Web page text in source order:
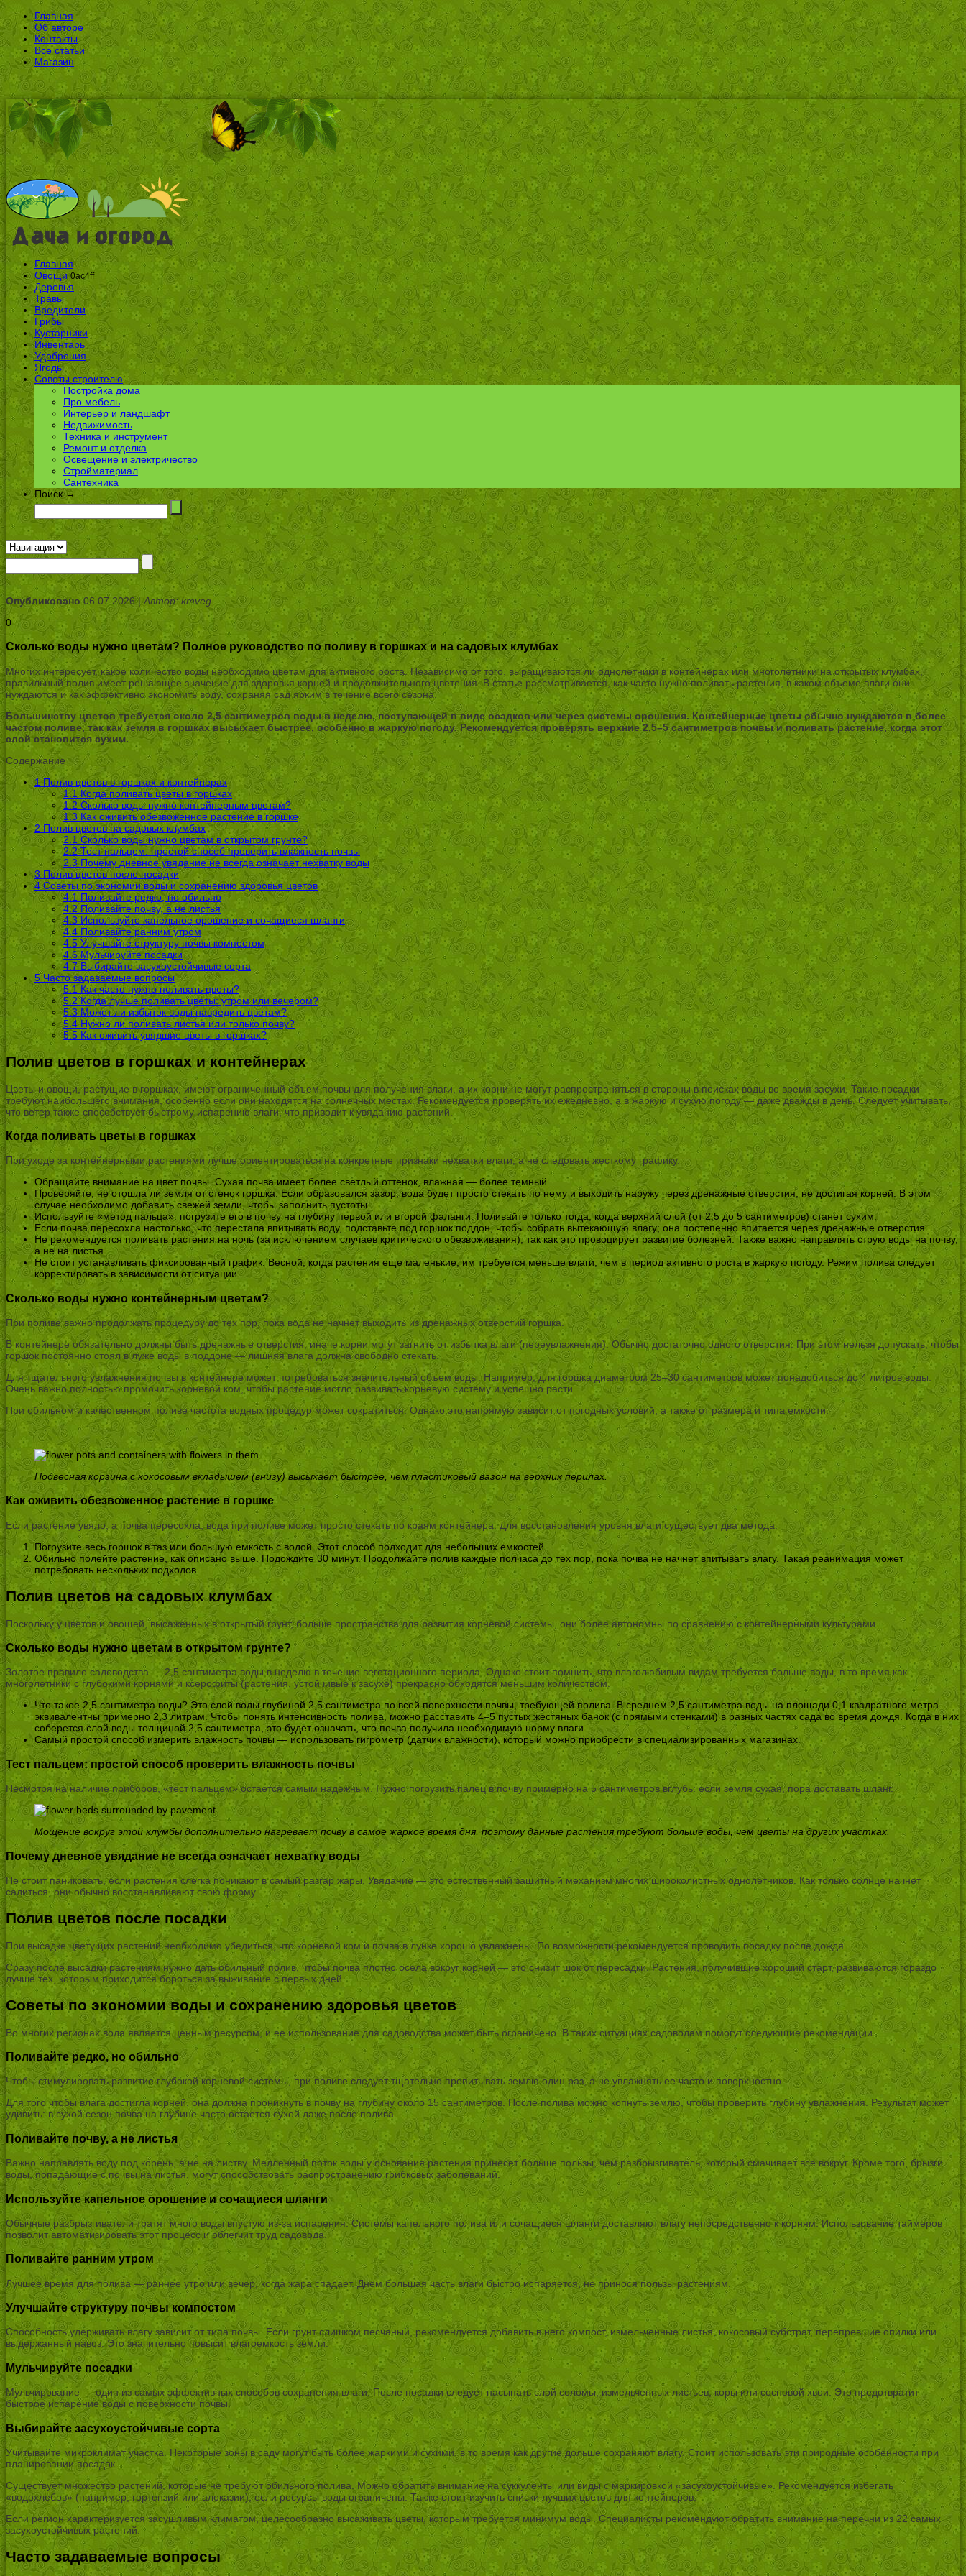
Главная
Об авторе
Контакты
Все статьи
Магазин
Главная
Овощи 0ac4ff
Деревья
Травы
Вредители
Грибы
Кустарники
Инвентарь
Удобрения
Ягоды
Советы строителю
Постройка дома
Про мебель
Интерьер и ландшафт
Недвижимость
Техника и инструмент
Ремонт и отделка
Освещение и электричество
Стройматериал
Сантехника
Поиск →
Опубликовано06.07.2026 |Автор: kmveg
0
Сколько воды нужно цветам? Полное руководство по поливу в горшках и на садовых клумбах
Многих интересует, какое количество воды необходимо цветам для активного роста. Независимо от того, выращиваются ли однолетники в контейнерах или многолетники на открытых клумбах,
правильный полив имеет решающее значение для здоровья корней и продолжительного цветения. В статье рассматривается, как часто нужно поливать растения, в каком объеме влаги они
нуждаются и как эффективно экономить воду, сохраняя сад ярким в течение всего сезона.
Большинству цветов требуется около 2,5 сантиметров воды в неделю, поступающей в виде осадков или через системы орошения. Контейнерные цветы обычно нуждаются в более
частом поливе, так как земля в горшках высыхает быстрее, особенно в жаркую погоду. Рекомендуется проверять верхние 2,5–5 сантиметров почвы и поливать растение, когда этот
слой становится сухим.
Содержание
1Полив цветов в горшках и контейнерах
1.1 Когда поливать цветы в горшках
1.2 Сколько воды нужно контейнерным цветам?
1.3Как оживить обезвоженное растение в горшке
2 Полив цветов на садовых клумбах
2.1 Сколько воды нужно цветам в открытом грунте?
2.2Тест пальцем: простой способ проверить влажность почвы
2.3Почему дневное увядание не всегда означает нехватку воды
3 Полив цветов после посадки
4Советы по экономии воды и сохранению здоровья цветов
4.1 Поливайте редко, но обильно
4.2 Поливайте почву, а не листья
4.3Используйте капельное орошение и сочащиеся шланги
4.4 Поливайте ранним утром
4.5Улучшайте структуру почвы компостом
4.6Мульчируйте посадки
4.7Выбирайте засухоустойчивые сорта
5Часто задаваемые вопросы
5.1Как часто нужно поливать цветы?
5.2Когда лучше поливать цветы: утром или вечером?
5.3Может ли избыток воды навредить цветам?
5.4Нужно ли поливать листья или только почву?
5.5 Как оживить увядшие цветы в горшках?
Полив цветов в горшках и контейнерах
Цветы и овощи, растущие в горшках, имеют ограниченный объем почвы для получения влаги, а их корни не могут распространяться в стороны в поисках воды во время засухи. Такие посадки
требуют наибольшего внимания, особенно если они находятся на солнечных местах. Рекомендуется проверять их ежедневно, а в жаркую и сухую погоду — даже дважды в день. Следует учитывать,
что ветер также способствует быстрому испарению влаги, что приводит к увяданию растений.
Когда поливать цветы в горшках
При уходе за контейнерными растениями лучше ориентироваться на конкретные признаки нехватки влаги, а не следовать жесткому графику.
Обращайте внимание на цвет почвы. Сухая почва имеет более светлый оттенок, влажная — более темный.
Проверяйте, не отошла ли земля от стенок горшка. Если образовался зазор, вода будет просто стекать по нему и выходить наружу через дренажные отверстия, не достигая корней. В этом
случае необходимо добавить свежей земли, чтобы заполнить пустоты.
Используйте «метод пальца»: погрузите его в почву на глубину первой или второй фаланги. Поливайте только тогда, когда верхний слой (от 2,5 до 5 сантиметров) станет сухим.
Если почва пересохла настолько, что перестала впитывать воду, подставьте под горшок поддон, чтобы собрать вытекающую влагу; она постепенно впитается через дренажные отверстия.
Не рекомендуется поливать растения на ночь (за исключением случаев критического обезвоживания), так как это провоцирует развитие болезней. Также важно направлять струю воды на почву,
а не на листья.
Не стоит устанавливать фиксированный график. Весной, когда растения еще маленькие, им требуется меньше влаги, чем в период активного роста в жаркую погоду. Режим полива следует
корректировать в зависимости от ситуации.
Сколько воды нужно контейнерным цветам?
При поливе важно продолжать процедуру до тех пор, пока вода не начнет выходить из дренажных отверстий горшка.
В контейнере обязательно должны быть дренажные отверстия, иначе корни могут загнить от избытка влаги (переувлажнения). Обычно достаточно одного отверстия. При этом нельзя допускать, чтобы
горшок постоянно стоял в луже воды в поддоне — лишняя влага должна свободно стекать.
Для тщательного увлажнения почвы в контейнере может потребоваться значительный объем воды. Например, для горшка диаметром 25–30 сантиметров может понадобиться до 4 литров воды.
Очень важно полностью промочить корневой ком, чтобы растение могло развивать корневую систему и успешно расти.
При обильном и качественном поливе частота водных процедур может сократиться. Однако это напрямую зависит от погодных условий, а также от размера и типа емкости.
Подвесная корзина с кокосовым вкладышем (внизу) высыхает быстрее, чем пластиковый вазон на верхних перилах.
Как оживить обезвоженное растение в горшке
Если растение увяло, а почва пересохла, вода при поливе может просто стекать по краям контейнера. Для восстановления уровня влаги существует два метода:
Погрузите весь горшок в таз или большую емкость с водой. Этот способ подходит для небольших емкостей.
Обильно полейте растение, как описано выше. Подождите 30 минут. Продолжайте полив каждые полчаса до тех пор, пока почва не начнет впитывать влагу. Такая реанимация может
потребовать нескольких подходов.
Полив цветов на садовых клумбах
Поскольку у цветов и овощей, высаженных в открытый грунт, больше пространства для развития корневой системы, они более автономны по сравнению с контейнерными культурами.
Сколько воды нужно цветам в открытом грунте?
Золотое правило садоводства — 2,5 сантиметра воды в неделю в течение вегетационного периода. Однако стоит помнить, что влаголюбивым видам требуется больше воды, в то время как
многолетники с глубокими корнями и ксерофиты (растения, устойчивые к засухе) прекрасно обходятся меньшим количеством.
Что такое 2,5 сантиметра воды? Это слой воды глубиной 2,5 сантиметра по всей поверхности почвы, требующей полива. В среднем 2,5 сантиметра воды на площади 0,1 квадратного метра
эквивалентны примерно 2,3 литрам. Чтобы понять интенсивность полива, можно расставить 4–5 пустых жестяных банок (с прямыми стенками) в разных частях сада во время дождя. Когда в них
соберется слой воды толщиной 2,5 сантиметра, это будет означать, что почва получила необходимую норму влаги.
Самый простой способ измерить влажность почвы — использовать гигрометр (датчик влажности), который можно приобрести в специализированных магазинах.
Тест пальцем: простой способ проверить влажность почвы
Несмотря на наличие приборов, «тест пальцем» остается самым надежным. Нужно погрузить палец в почву примерно на 5 сантиметров вглубь: если земля сухая, пора доставать шланг.
Мощение вокруг этой клумбы дополнительно нагревает почву в самое жаркое время дня, поэтому данные растения требуют больше воды, чем цветы на других участках.
Почему дневное увядание не всегда означает нехватку воды
Не стоит паниковать, если растения слегка поникают в самый разгар жары. Увядание — это естественный защитный механизм многих широколистных однолетников. Как только солнце начнет
садиться, они обычно восстанавливают свою форму.
Полив цветов после посадки
При высадке цветущих растений необходимо убедиться, что корневой ком и почва в лунке хорошо увлажнены. По возможности рекомендуется проводить посадку после дождя.
Сразу после высадки растениям нужно дать обильный полив, чтобы почва плотно осела вокруг корней — это снизит шок от пересадки. Растения, получившие хороший старт, развиваются гораздо
лучше тех, которым приходится бороться за выживание с первых дней.
Советы по экономии воды и сохранению здоровья цветов
Во многих регионах вода является ценным ресурсом, и ее использование для садоводства может быть ограничено. В таких ситуациях садоводам помогут следующие рекомендации.
Поливайте редко, но обильно
Чтобы стимулировать развитие глубокой корневой системы, при поливе следует тщательно пропитывать землю один раз, а не увлажнять ее часто и поверхностно.
Для того чтобы влага достигла корней, она должна проникнуть в почву на глубину около 15 сантиметров. После полива можно копнуть землю, чтобы проверить глубину увлажнения. Результат может
удивить: в сухой сезон почва на глубине часто остается сухой даже после полива.
Поливайте почву, а не листья
Важно направлять воду под корень, а не на листву. Медленный поток воды у основания растения принесет больше пользы, чем разбрызгиватель, который смачивает все вокруг. Кроме того, брызги
воды, попадающие с почвы на листья, могут способствовать распространению грибковых заболеваний.
Используйте капельное орошение и сочащиеся шланги
Обычные разбрызгиватели тратят много воды впустую из-за испарения. Системы капельного полива или сочащиеся шланги доставляют влагу непосредственно к корням. Использование таймеров
позволит автоматизировать этот процесс и облегчит труд садовода.
Поливайте ранним утром
Лучшее время для полива — раннее утро или вечер, когда жара спадает. Днем большая часть влаги быстро испаряется, не принося пользы растениям.
Улучшайте структуру почвы компостом
Способность удерживать влагу зависит от типа почвы. Если грунт слишком песчаный, рекомендуется добавить в него компост, измельченные листья, кокосовый субстрат, перепревшие опилки или
выдержанный навоз. Это значительно повысит влагоемкость земли.
Мульчируйте посадки
Мульчирование — один из самых эффективных способов сохранения влаги. После посадки следует насыпать слой соломы, измельченных листьев, коры или сосновой хвои. Это предотвратит
быстрое испарение воды с поверхности почвы.
Выбирайте засухоустойчивые сорта
Учитывайте микроклимат участка. Некоторые зоны в саду могут быть более жаркими и сухими, в то время как другие дольше сохраняют влагу. Стоит использовать эти природные особенности при
планировании посадок.
Существует множество растений, которые не требуют обильного полива. Можно обратить внимание на суккуленты или виды с маркировкой «засухоустойчивые». Рекомендуется избегать
«водохлебов» (например, гортензий или алоказии), если ресурсы воды ограничены. Также стоит изучить списки лучших цветов для контейнеров.
Если регион характеризуется засушливым климатом, целесообразно высаживать цветы, которым требуется минимум воды. Специалисты рекомендуют обратить внимание на перечни из 22 самых
засухоустойчивых растений.
Часто задаваемые вопросы